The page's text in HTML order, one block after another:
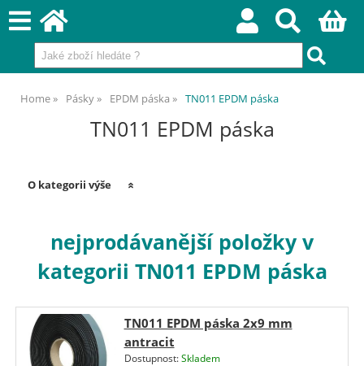
Home Pásky EPDM páska TN011 EPDM páska
TN011 EPDM páska
O kategorii výše
nejprodávanější položky v
kategorii TN011 EPDM páska
TN011 EPDM páska 2x9 mm
antracit
Dostupnost:Skladem